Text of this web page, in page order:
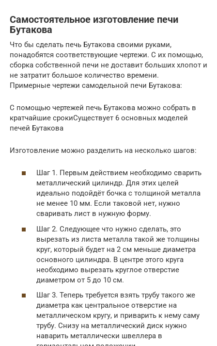
Самостоятельное изготовление печи
Бутакова
Что бы сделать печь Бутакова своими руками,
понадобятся соответствующие чертежи. С их помощью,
сборка собственной печи не доставит больших хлопот и
не затратит большое количество времени.
Примерные чертежи самодельной печи Бутакова:
С помощью чертежей печь Бутакова можно собрать в
кратчайшие срокиСуществует 6 основных моделей
печей Бутакова
Изготовление можно разделить на несколько шагов:
Шаг 1. Первым действием необходимо сварить
металлический цилиндр. Для этих целей
идеально подойдёт бочка с толщиной металла
не менее 10 мм. Если таковой нет, нужно
сваривать лист в нужную форму.
Шаг 2. Следующее что нужно сделать, это
вырезать из листа металла такой же толщины
круг, который будет на 2 см меньше диаметра
основного цилиндра. В центре этого круга
необходимо вырезать круглое отверстие
диаметром от 5 до 10 см.
Шаг 3. Теперь требуется взять трубу такого же
диаметра как центральное отверстие на
металлическом кругу, и приварить к нему саму
трубу. Снизу на металлический диск нужно
наварить металлически швеллера в